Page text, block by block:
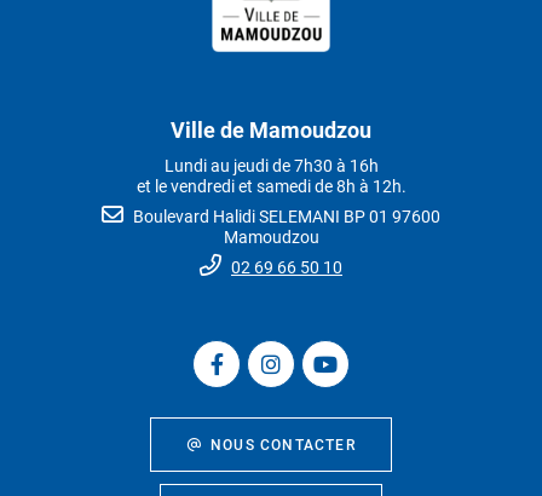
Ville de Mamoudzou
Lundi au jeudi de 7h30 à 16h
et le vendredi et samedi de 8h à 12h.
Boulevard Halidi SELEMANI BP 01 97600
Mamoudzou
02 69 66 50 10
NOUS CONTACTER